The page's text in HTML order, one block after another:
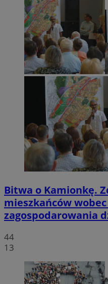
Bitwa o Kamionkę.
mieszkańców
zagospodarowania
44
13